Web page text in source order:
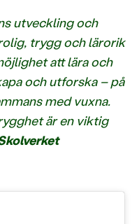
utveckling och
trygg och lärorik
att lära och
och utforska – på
med vuxna.
är en viktig